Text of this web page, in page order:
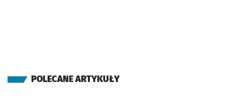
POLECANE ARTYKUŁY